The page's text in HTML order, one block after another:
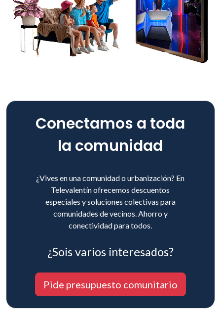
Conectamos a toda
la comunidad
¿Vives en una comunidad o urbanización? En
Televalentín ofrecemos descuentos
especiales y soluciones colectivas para
comunidades de vecinos. Ahorro y
conectividad para todos.
¿Sois varios interesados?
Pide presupuesto comunitario